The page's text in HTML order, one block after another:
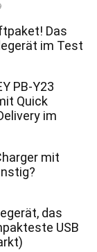
Das
im Test
PB-Y23
Quick
im
mit
das
USB